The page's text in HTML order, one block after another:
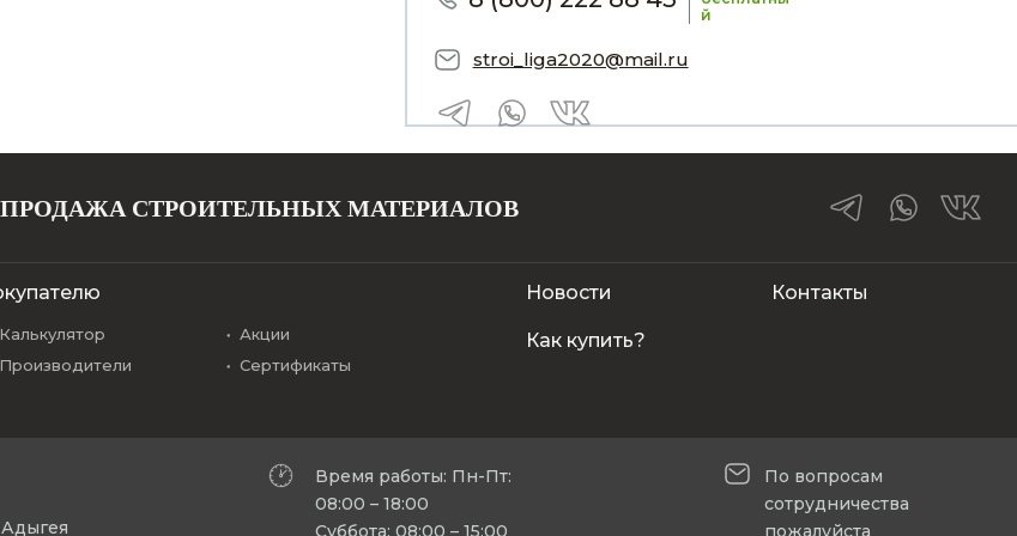
й
stroi_liga2020@mail.ru
ПРОДАЖА СТРОИТЕЛЬНЫХ МАТЕРИАЛОВ
Калькулятор
Производители
Акции
Сертификаты
Новости
Как купить?
Контакты
Время работы: Пн-Пт:
08:00 – 18:00
Суббота: 08:00 – 15:00
По вопросам
сотрудничества
пожалуйста